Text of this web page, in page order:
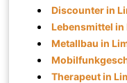
Discounter in
Lebensmittel in
Metallbau in
Therapeut in